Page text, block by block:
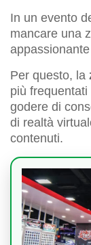
In un evento
mancare una
Per questo, la
più frequentati
godere di
di realtà
contenuti.